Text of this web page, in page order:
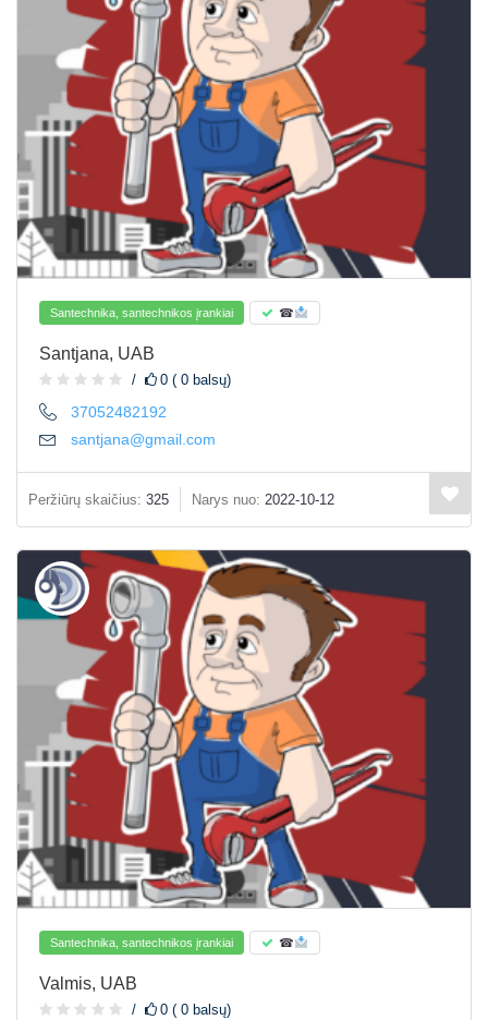
Santechnika, santechnikos įrankiai ☎
Santjana, UAB
0 ( 0 balsų)
37052482192
santjana@gmail.com
Peržiūrų skaičius: 325 Narys nuo: 2022-10-12
Santechnika, santechnikos įrankiai ☎
Valmis, UAB
0 ( 0 balsų)